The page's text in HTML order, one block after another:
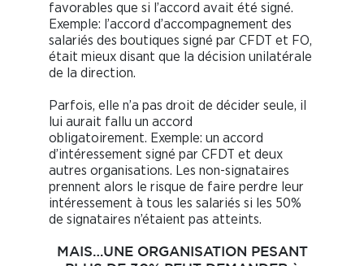
favorables que si l’accord avait été signé.
Exemple: l’accord d’accompagnement des
salariés des boutiques signé par CFDT et FO,
était mieux disant que la décision unilatérale
de la direction.
Parfois, elle n’a pas droit de décider seule, il
lui aurait fallu un accord
obligatoirement. Exemple: un accord
d’intéressement signé par CFDT et deux
autres organisations. Les non-signataires
prennent alors le risque de faire perdre leur
intéressement à tous les salariés si les 50%
de signataires n’étaient pas atteints.
MAIS…UNE ORGANISATION PESANT